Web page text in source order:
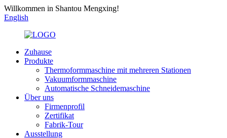
Willkommen in Shantou Mengxing!
English
Zuhause
Produkte
Thermoformmaschine mit mehreren Stationen
Vakuumformmaschine
Automatische Schneidemaschine
Über uns
Firmenprofil
Zertifikat
Fabrik-Tour
Ausstellung